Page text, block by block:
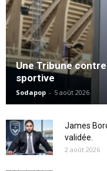
Une Tribune contre
sportive
Sodapop - 5 août 2026
James
validée.
2 août 2026